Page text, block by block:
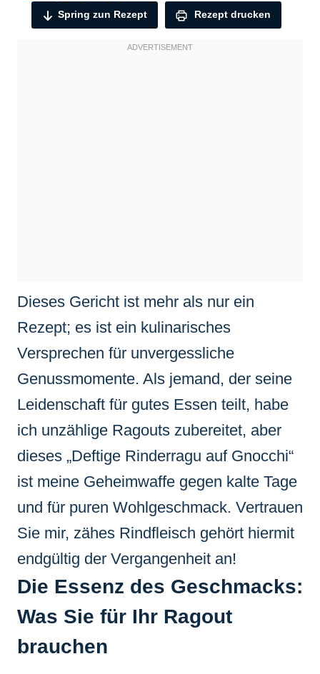
Spring zun Rezept Rezept drucken
Dieses Gericht ist mehr als nur ein
Rezept; es ist ein kulinarisches
Versprechen für unvergessliche
Genussmomente. Als jemand, der seine
Leidenschaft für gutes Essen teilt, habe
ich unzählige Ragouts zubereitet, aber
dieses „Deftige Rinderragu auf Gnocchi“
ist meine Geheimwaffe gegen kalte Tage
und für puren Wohlgeschmack. Vertrauen
Sie mir, zähes Rindfleisch gehört hiermit
endgültig der Vergangenheit an!
Die Essenz des Geschmacks:
Was Sie für Ihr Ragout
brauchen